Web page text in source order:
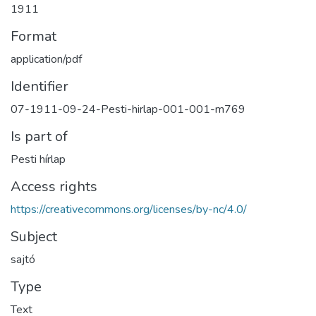
1911
Format
application/pdf
Identifier
07-1911-09-24-Pesti-hirlap-001-001-m769
Is part of
Pesti hírlap
Access rights
https://creativecommons.org/licenses/by-nc/4.0/
Subject
sajtó
Type
Text